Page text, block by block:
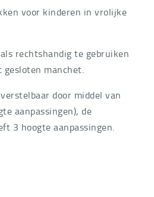
voor kinderen in vrolijke
rechtshandig te gebruiken
gesloten manchet.
door middel van
aanpassingen), de
3 hoogte aanpassingen.